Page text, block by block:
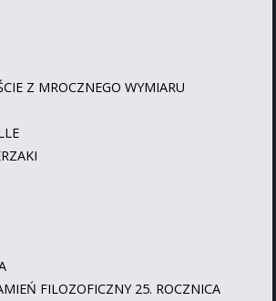
Z MROCZNEGO WYMIARU
FILOZOFICZNY 25. ROCZNICA